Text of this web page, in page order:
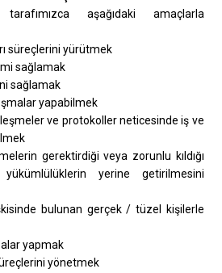
aşağıdaki amaçlarla
süreçlerini yürütmek
sağlamak
sağlamak
yapabilmek
ve protokoller neticesinde iş ve
gerektirdiği veya zorunlu kıldığı
yerine getirilmesini
bulunan gerçek / tüzel kişilerle
yapmak
yönetmek